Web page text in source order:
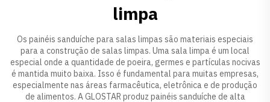
limpa
Os painéis sanduíche para salas limpas são materiais especiais
para a construção de salas limpas. Uma sala limpa é um local
especial onde a quantidade de poeira, germes e partículas nocivas
é mantida muito baixa. Isso é fundamental para muitas empresas,
especialmente nas áreas farmacêutica, eletrônica e de produção
de alimentos. A GLOSTAR produz painéis sanduíche de alta